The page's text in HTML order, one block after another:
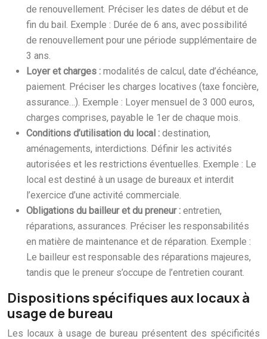
de renouvellement. Préciser les dates de début et de
fin du bail. Exemple : Durée de 6 ans, avec possibilité
de renouvellement pour une période supplémentaire de
3 ans.
Loyer et charges : modalités de calcul, date d’échéance,
paiement. Préciser les charges locatives (taxe foncière,
assurance…). Exemple : Loyer mensuel de 3 000 euros,
charges comprises, payable le 1er de chaque mois.
Conditions d’utilisation du local : destination,
aménagements, interdictions. Définir les activités
autorisées et les restrictions éventuelles. Exemple : Le
local est destiné à un usage de bureaux et interdit
l’exercice d’une activité commerciale.
Obligations du bailleur et du preneur : entretien,
réparations, assurances. Préciser les responsabilités
en matière de maintenance et de réparation. Exemple :
Le bailleur est responsable des réparations majeures,
tandis que le preneur s’occupe de l’entretien courant.
Dispositions spécifiques aux locaux à
usage de bureau
Les locaux à usage de bureau présentent des spécificités